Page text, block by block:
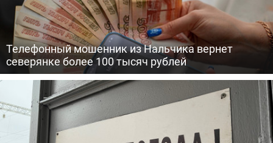
Телефонный мошенник из Нальчика вернет
северянке более 100 тысяч рублей